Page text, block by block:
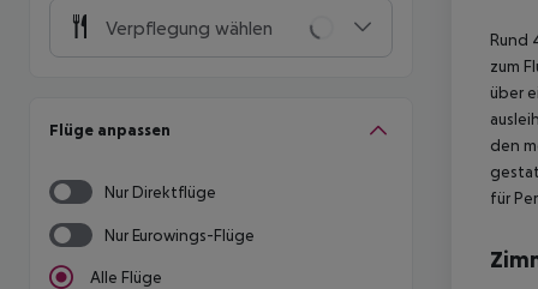
Verpflegung wählen
Flüge anpassen
Nur Direktflüge
Nur Eurowings-Flüge
Alle Flüge
Rund
zum
über
den
für